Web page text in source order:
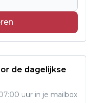
de dagelijkse
uur in je mailbox